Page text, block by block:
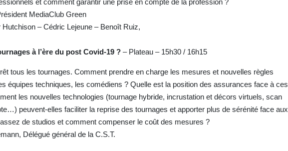
et comment garantir une prise en compte de la profession ?
MediaClub Green
Hutchison – Cédric Lejeune – Benoît Ruiz,
à l’ère du post Covid-19 ? – Plateau – 15h30 / 16h15
tous les tournages. Comment prendre en charge les mesures et nouvelles règles
équipes techniques, les comédiens ? Quelle est la position des assurances face à ces
les nouvelles technologies (tournage hybride, incrustation et décors virtuels, scan
peuvent-elles faciliter la reprise des tournages et apporter plus de sérénité face aux
de studios et comment compenser le coût des mesures ?
Délégué général de la C.S.T.